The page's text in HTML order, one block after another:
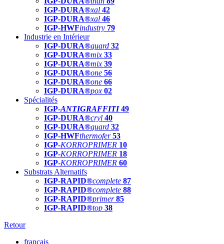
IGP-DURA®xal 42
IGP-DURA®xal 46
IGP-HWFindustry 79
Industrie en Intérieur
IGP-DURA®guard 32
IGP-DURA®mix 33
IGP-DURA®mix 39
IGP-DURA®one 56
IGP-DURA®one 66
IGP-DURA®pox 02
Spécialités
IGP-ANTIGRAFFITI49
IGP-DURA®cryl 40
IGP-DURA®guard 32
IGP-HWFthermofer 53
IGP-KORROPRIMER 10
IGP-KORROPRIMER 18
IGP-KORROPRIMER 60
Substrats Alternatifs
IGP-RAPID®complete 87
IGP-RAPID®complete 88
IGP-RAPID®primer 85
IGP-RAPID®top 38
Retour
français